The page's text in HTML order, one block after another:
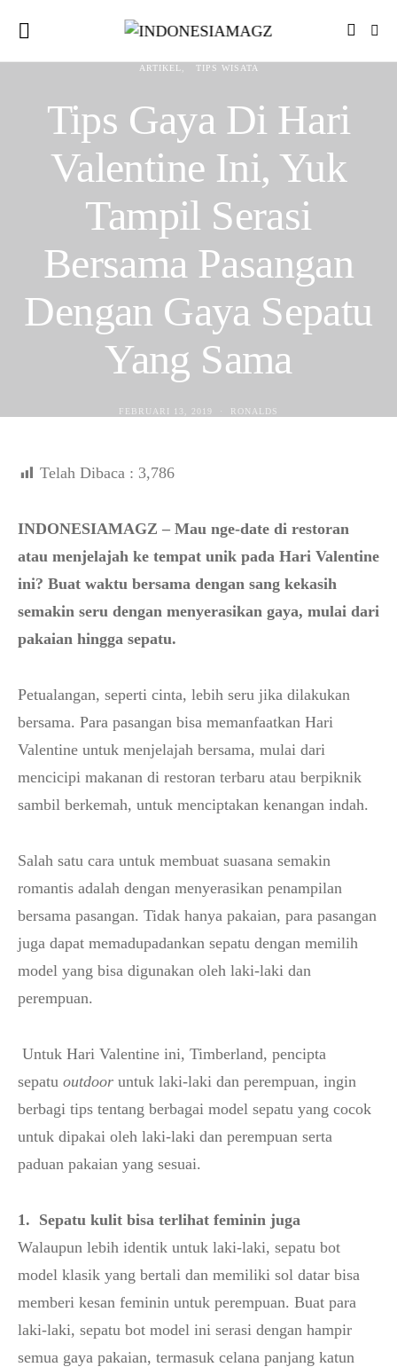
ARTIKEL TIPS WISATA
Tips Gaya Di Hari
Valentine Ini, Yuk
Tampil Serasi
Bersama Pasangan
Dengan Gaya Sepatu
Yang Sama
FEBRUARI 13, 2019 RONALDS
Telah Dibaca : 3,786
INDONESIAMAGZ – Mau nge-date di restoran
atau menjelajah ke tempat unik pada Hari Valentine
ini? Buat waktu bersama dengan sang kekasih
semakin seru dengan menyerasikan gaya, mulai dari
pakaian hingga sepatu.
Petualangan, seperti cinta, lebih seru jika dilakukan
bersama. Para pasangan bisa memanfaatkan Hari
Valentine untuk menjelajah bersama, mulai dari
mencicipi makanan di restoran terbaru atau berpiknik
sambil berkemah, untuk menciptakan kenangan indah.
Salah satu cara untuk membuat suasana semakin
romantis adalah dengan menyerasikan penampilan
bersama pasangan. Tidak hanya pakaian, para pasangan
juga dapat memadupadankan sepatu dengan memilih
model yang bisa digunakan oleh laki-laki dan
perempuan.
Untuk Hari Valentine ini, Timberland, pencipta
sepatu outdoor untuk laki-laki dan perempuan, ingin
berbagi tips tentang berbagai model sepatu yang cocok
untuk dipakai oleh laki-laki dan perempuan serta
paduan pakaian yang sesuai.
1. Sepatu kulit bisa terlihat feminin juga
Walaupun lebih identik untuk laki-laki, sepatu bot
model klasik yang bertali dan memiliki sol datar bisa
memberi kesan feminin untuk perempuan. Buat para
laki-laki, sepatu bot model ini serasi dengan hampir
semua gaya pakaian, termasuk celana panjang katun